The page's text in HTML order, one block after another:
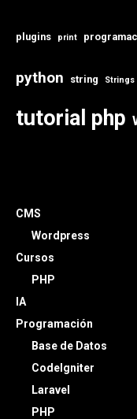
plugins print
python string Strings
tutorial php
CMS
Wordpress
Cursos
PHP
IA
Programación
Base de Datos
CodeIgniter
Laravel
PHP